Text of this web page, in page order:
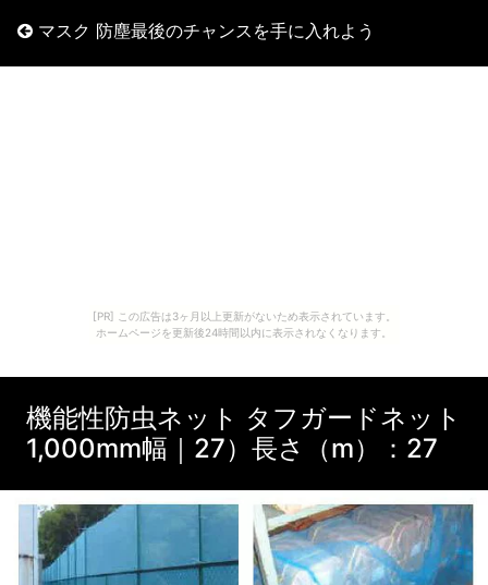
[PR] この広告は3ヶ月以上更新がないため表示されています。
ホームページを更新後24時間以内に表示されなくなります。
マスク 防塵最後のチャンスを手に入れよう
機能性防虫ネット タフガードネット
1,000mm幅｜27）長さ（m）：27